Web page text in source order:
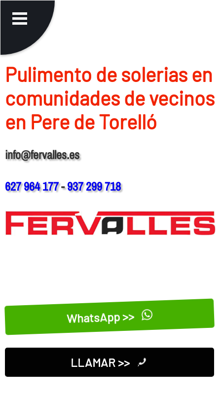
Pulimento de solerias en
comunidades de vecinos
en Pere de Torelló
info@fervalles.es
627 964 177-937 299 718
WhatsApp >>
LLAMAR >>